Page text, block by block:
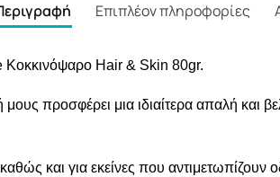
Επιπλέον πληροφορίες
Hair & Skin 80gr.
προσφέρει μια ιδιαίτερα απαλή και
καθώς και για εκείνες που